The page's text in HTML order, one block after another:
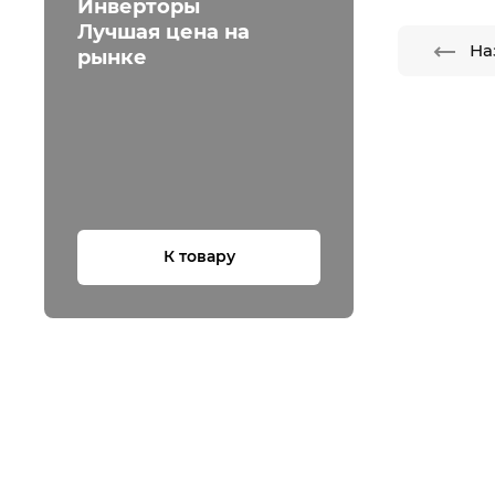
Инверторы
Лучшая цена на
рынке
К товару